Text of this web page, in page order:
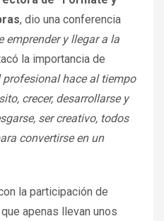
, dio una conferencia
emprender y llegar a la
la importancia de
hace al tiempo
crecer, desarrollarse y
ser creativo, todos
convertirse en un
la participación de
apenas llevan unos